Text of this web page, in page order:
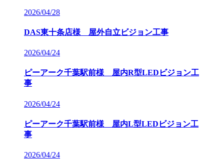
2026/04/28
DAS東十条店様 屋外自立ビジョン工事
2026/04/24
ピーアーク千葉駅前様 屋内R型LEDビジョン工
事
2026/04/24
ピーアーク千葉駅前様 屋内L型LEDビジョン工
事
2026/04/24